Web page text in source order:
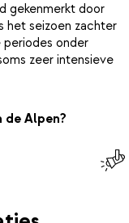
gekenmerkt door
het seizoen zachter
periodes onder
zeer intensieve
de Alpen?